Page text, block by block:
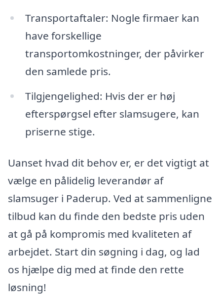
Transportaftaler: Nogle firmaer kan
have forskellige
transportomkostninger, der påvirker
den samlede pris.
Tilgjengelighed: Hvis der er høj
efterspørgsel efter slamsugere, kan
priserne stige.
Uanset hvad dit behov er, er det vigtigt at
vælge en pålidelig leverandør af
slamsuger i Paderup. Ved at sammenligne
tilbud kan du finde den bedste pris uden
at gå på kompromis med kvaliteten af
arbejdet. Start din søgning i dag, og lad
os hjælpe dig med at finde den rette
løsning!